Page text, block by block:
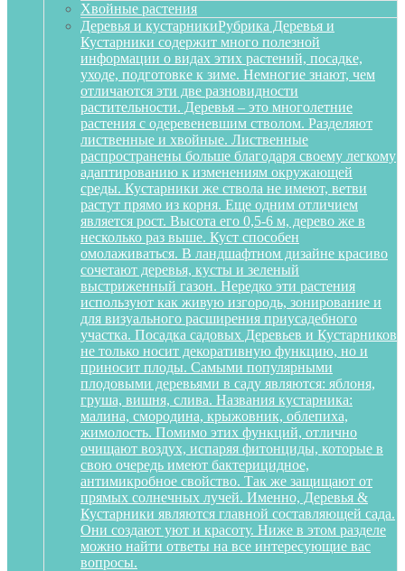
Хвойные растения
Деревья и кустарникиРубрика Деревья и
Кустарники содержит много полезной
информации о видах этих растений, посадке,
уходе, подготовке к зиме. Немногие знают, чем
отличаются эти две разновидности
растительности. Деревья – это многолетние
растения с одеревеневшим стволом. Разделяют
лиственные и хвойные. Лиственные
распространены больше благодаря своему легкому
адаптированию к изменениям окружающей
среды. Кустарники же ствола не имеют, ветви
растут прямо из корня. Еще одним отличием
является рост. Высота его 0,5-6 м, дерево же в
несколько раз выше. Куст способен
омолаживаться. В ландшафтном дизайне красиво
сочетают деревья, кусты и зеленый
выстриженный газон. Нередко эти растения
используют как живую изгородь, зонирование и
для визуального расширения приусадебного
участка. Посадка садовых Деревьев и Кустарников
не только носит декоративную функцию, но и
приносит плоды. Самыми популярными
плодовыми деревьями в саду являются: яблоня,
груша, вишня, слива. Названия кустарника:
малина, смородина, крыжовник, облепиха,
жимолость. Помимо этих функций, отлично
очищают воздух, испаряя фитонциды, которые в
свою очередь имеют бактерицидное,
антимикробное свойство. Так же защищают от
прямых солнечных лучей. Именно, Деревья &
Кустарники являются главной составляющей сада.
Они создают уют и красоту. Ниже в этом разделе
можно найти ответы на все интересующие вас
вопросы.